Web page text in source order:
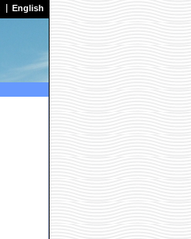
English